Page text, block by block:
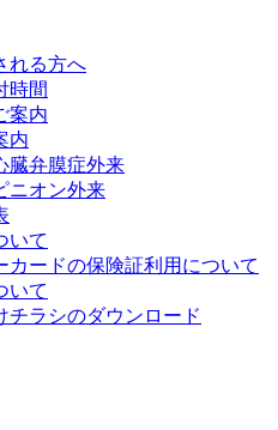
れる方へ
時間
案内
内
臓弁膜症外来
ニオン外来
いて
カードの保険証利用について
いて
チラシのダウンロード